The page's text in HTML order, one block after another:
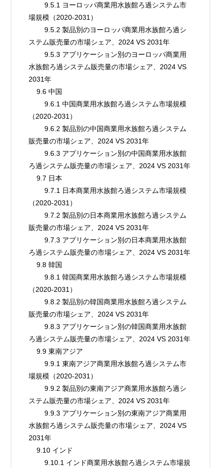
        9.5.1 ヨーロッパ商業用水族館ろ過システム市
場規模（2020-2031）
        9.5.2 製品別のヨーロッパ商業用水族館ろ過シ
ステム販売量の市場シェア、2024 VS 2031年
        9.5.3 アプリケーション別のヨーロッパ商業用
水族館ろ過システム販売量の市場シェア、2024 VS
2031年
    9.6 中国
        9.6.1 中国商業用水族館ろ過システム市場規模
（2020-2031）
        9.6.2 製品別の中国商業用水族館ろ過システム
販売量の市場シェア、2024 VS 2031年
        9.6.3 アプリケーション別の中国商業用水族館
ろ過システム販売量の市場シェア、2024 VS 2031年
    9.7 日本
        9.7.1 日本商業用水族館ろ過システム市場規模
（2020-2031）
        9.7.2 製品別の日本商業用水族館ろ過システム
販売量の市場シェア、2024 VS 2031年
        9.7.3 アプリケーション別の日本商業用水族館
ろ過システム販売量の市場シェア、2024 VS 2031年
    9.8 韓国
        9.8.1 韓国商業用水族館ろ過システム市場規模
（2020-2031）
        9.8.2 製品別の韓国商業用水族館ろ過システム
販売量の市場シェア、2024 VS 2031年
        9.8.3 アプリケーション別の韓国商業用水族館
ろ過システム販売量の市場シェア、2024 VS 2031年
    9.9 東南アジア
        9.9.1 東南アジア商業用水族館ろ過システム市
場規模（2020-2031）
        9.9.2 製品別の東南アジア商業用水族館ろ過シ
ステム販売量の市場シェア、2024 VS 2031年
        9.9.3 アプリケーション別の東南アジア商業用
水族館ろ過システム販売量の市場シェア、2024 VS
2031年
    9.10 インド
        9.10.1 インド商業用水族館ろ過システム市場規